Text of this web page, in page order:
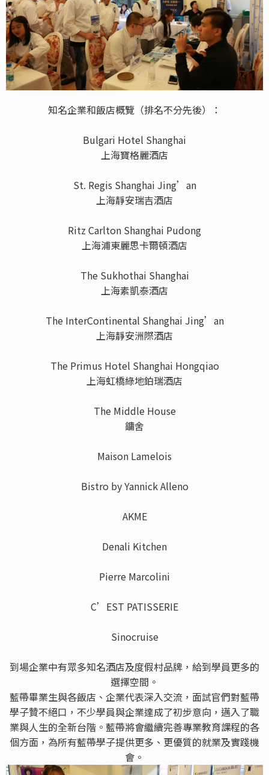
知名企業和飯店概覽（排名不分先後）：
Bulgari Hotel Shanghai
上海寶格麗酒店
St. Regis Shanghai Jing’an
上海靜安瑞吉酒店
Ritz Carlton Shanghai Pudong
上海浦東麗思卡爾頓酒店
The Sukhothai Shanghai
上海素凱泰酒店
The InterContinental Shanghai Jing’an
上海靜安洲際酒店
The Primus Hotel Shanghai Hongqiao
上海虹橋綠地鉑瑞酒店
The Middle House
鏞舍
Maison Lamelois
Bistro by Yannick Alleno
AKME
Denali Kitchen
Pierre Marcolini
C’EST PATISSERIE
Sinocruise
到場企業中有眾多知名酒店及度假村品牌，給到學員更多的
選擇空間。
藍帶畢業生與各飯店、企業代表深入交流，面試官們對藍帶
學子贊不絕口，不少學員與企業達成了初步意向，邁入了職
業與人生的全新台階。藍帶將會繼續完善專業教育課程的各
個方面，為所有藍帶學子提供更多、更優質的就業及實踐機
會。